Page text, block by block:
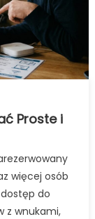
Proste i
więcej osób
do
z wnukami,